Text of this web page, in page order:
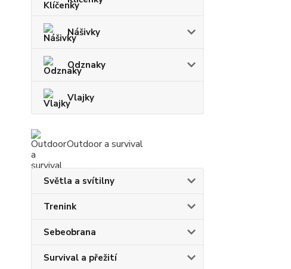
Nášivky
Odznaky
Vlajky
Outdoor a survival
Světla a svítilny
Trenink
Sebeobrana
Survival a přežití